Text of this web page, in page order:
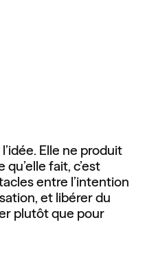
Elle ne produit
fait, c’est
entre l’intention
et libérer du
plutôt que pour